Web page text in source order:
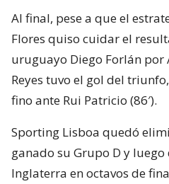
Al final, pese a que el
Flores quiso cuidar el
uruguayo Diego Forlán por
Reyes tuvo el gol del
fino ante Rui Patricio (86′).
Sporting Lisboa quedó
ganado su Grupo D y
Inglaterra en octavos de